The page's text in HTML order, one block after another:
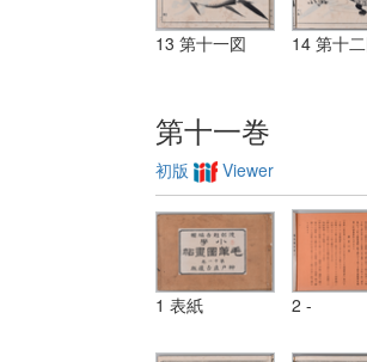
13 第十一図 14 第十
第十一巻
初版 Viewer
1 表紙 2 -